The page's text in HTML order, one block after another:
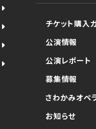
チケット購入
公演情報
公演レポート
募集情報
さわかみオペ
お知らせ